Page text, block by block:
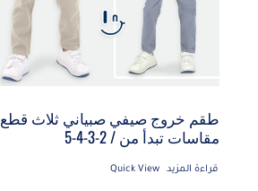
طقم خروج صيفي صبياني ثلاث قطع
مقاسات تبدأ من / 2-3-4-5
قراءة المزيد Quick View